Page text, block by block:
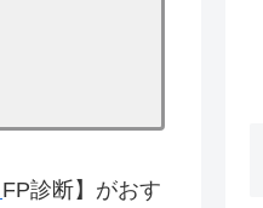
FP診断】がおす